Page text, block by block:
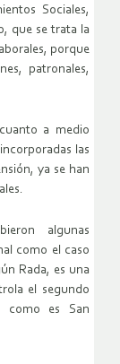
Sociales,
que se trata la
porque
patronales,
a medio
las
ya se han
algunas
como el caso
Rada, es una
el segundo
como es San